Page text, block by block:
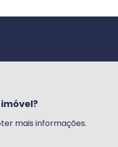
mais informações.